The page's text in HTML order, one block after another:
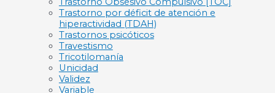
Trastorno por déficit de atención e
hiperactividad (TDAH)
Trastornos psicóticos
Travestismo
Tricotilomanía
Unicidad
Validez
Variable